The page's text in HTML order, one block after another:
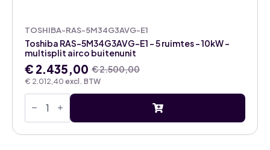
TOSHIBA-RAS-5M34G3AVG-E1
€ 2.012,40 excl. BTW
Toshiba RAS-5M34G3AVG-E1 – 5 ruimtes – 10kW –
multisplit airco buitenunit
€2.500,00
Oorspronkelijke
prijs
was:
€ 2.500,00.
€ 2.435,00
Huidige
prijs
€ 2.435,00.
Toshiba
RAS-
5M34G3AVG-
E1
-